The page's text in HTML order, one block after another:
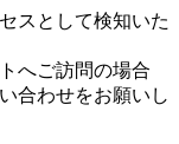
スとして検知いた
へご訪問の場合
合わせをお願いし